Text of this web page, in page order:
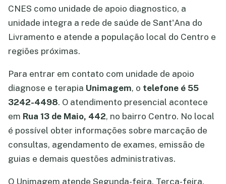
CNES como unidade de apoio diagnostico, a
unidade integra a rede de saúde de Sant'Ana do
Livramento e atende a população local do Centro e
regiões próximas.
Para entrar em contato com unidade de apoio
diagnose e terapia Unimagem, o telefone é 55
3242-4498. O atendimento presencial acontece
em Rua 13 de Maio, 442, no bairro Centro. No local
é possível obter informações sobre marcação de
consultas, agendamento de exames, emissão de
guias e demais questões administrativas.
O Unimagem atende Segunda-feira, Terça-feira,